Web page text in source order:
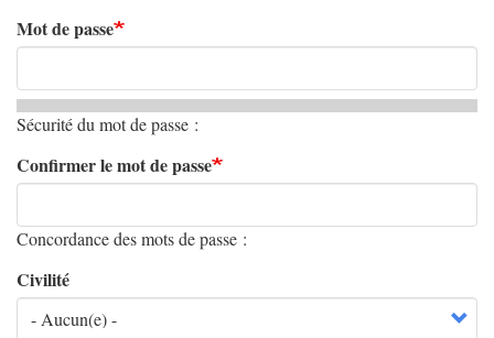
Mot de passe
Sécurité du mot de passe :
Confirmer le mot de passe
Concordance des mots de passe :
Civilité